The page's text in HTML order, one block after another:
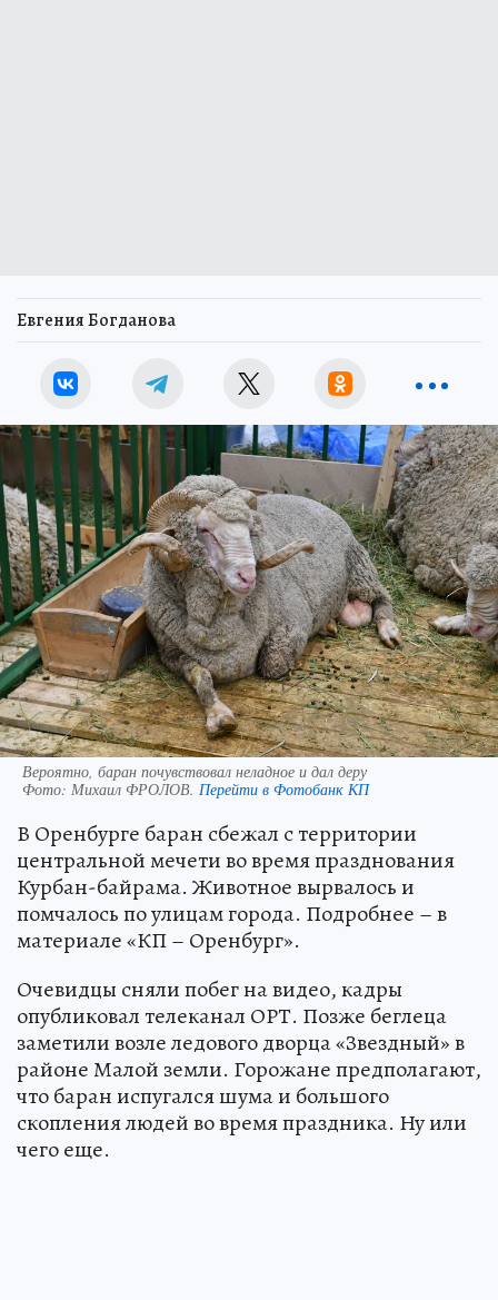
Евгения Богданова
Вероятно, баран почувствовал неладное и дал деру
Фото: Михаил ФРОЛОВ. Перейти в Фотобанк КП
В Оренбурге баран сбежал с территории
центральной мечети во время празднования
Курбан-байрама. Животное вырвалось и
помчалось по улицам города. Подробнее – в
материале «КП – Оренбург».
Очевидцы сняли побег на видео, кадры
опубликовал телеканал ОРТ. Позже беглеца
заметили возле ледового дворца «Звездный» в
районе Малой земли. Горожане предполагают,
что баран испугался шума и большого
скопления людей во время праздника. Ну или
чего еще.